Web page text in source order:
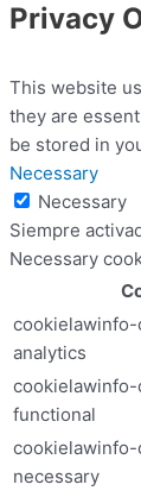
Privacy
This website
they are
be stored in
Necessary
Necessary
Siempre
Necessary
analytics
functional
necessary